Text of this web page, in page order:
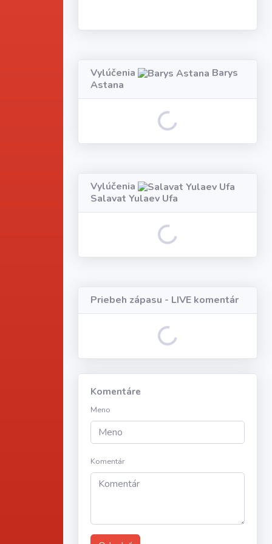
Vylúčenia
Barys
Astana
Loading...
Vylúčenia
Salavat Yulaev Ufa
Loading...
Priebeh zápasu - LIVE komentár
Loading...
Komentáre
Meno
Komentár